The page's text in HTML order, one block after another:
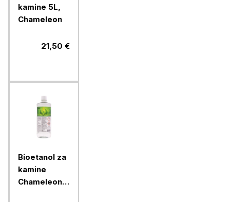
kamine 5L,
Chameleon
21,50 €
Bioetanol za
kamine
Chameleon